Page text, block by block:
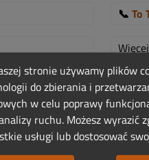
📞 To
Jeśli
TUTAJ!
stronie używamy plików
do zbierania i
w celu poprawy
ruchu. Możesz wyrazić
usługi lub dostosować